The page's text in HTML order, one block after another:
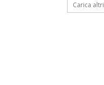
Carica altri